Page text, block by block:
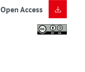
Open Access